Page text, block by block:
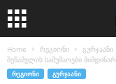
Home რეგიონი გურჯაანი
შეწამვლის სამუშაოები
ᲠᲔᲒᲘᲝᲜᲘ ᲒᲣᲠᲯᲐᲐᲜᲘ